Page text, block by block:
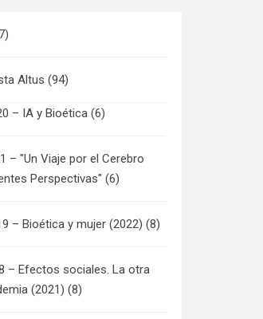
Altus (94)
– IA y Bioética (6)
– "Un Viaje por el Cerebro
Perspectivas" (6)
– Bioética y mujer (2022) (8)
– Efectos sociales. La otra
(2021) (8)